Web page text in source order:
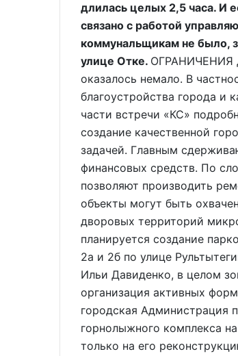
длилась целых 2,5 часа. И
связано с работой
коммунальщикам не было,
улице Отке. ОГРАНИЧЕНИЯ
оказалось немало. В
благоустройства города и
части встречи «КС»
создание качественной
задачей. Главным
финансовых средств. По
позволяют производить
объекты могут быть
дворовых территорий
планируется создание
2а и 2б по улице
Ильи Давиденко, в целом
организация активных
городская Администрация
горнолыжного комплекса
только на его